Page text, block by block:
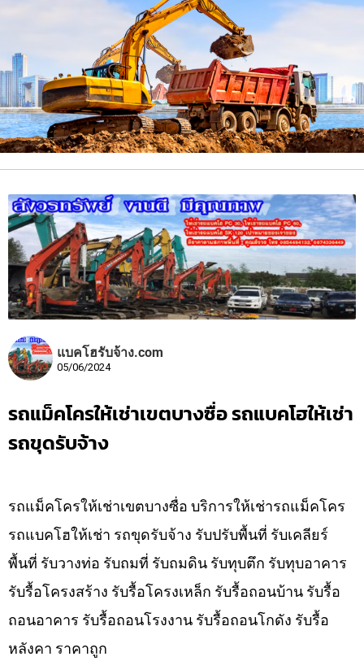
แบคโฮรับจ้าง.com
05/06/2024
รถแม็คโครให้เช่าเขตบางซื่อ รถแบคโฮให้เช่า
รถขุดรับจ้าง
รถแม็คโครให้เช่าเขตบางซื่อ บริการให้เช่ารถแม็คโคร
รถแบคโฮให้เช่า รถขุดรับจ้าง รับปรับพื้นที่ รับเคลียร์
พื้นที่ รับวางท่อ รับถมที่ รับถมดิน รับทุบตึก รับทุบอาคาร
รับรื้อโครงสร้าง รับรื้อโครงเหล็ก รับรื้อถอนบ้าน รับรื้อ
ถอนอาคาร รับรื้อถอนโรงงาน รับรื้อถอนโกดัง รับรื้อ
หลังคา ราคาถูก